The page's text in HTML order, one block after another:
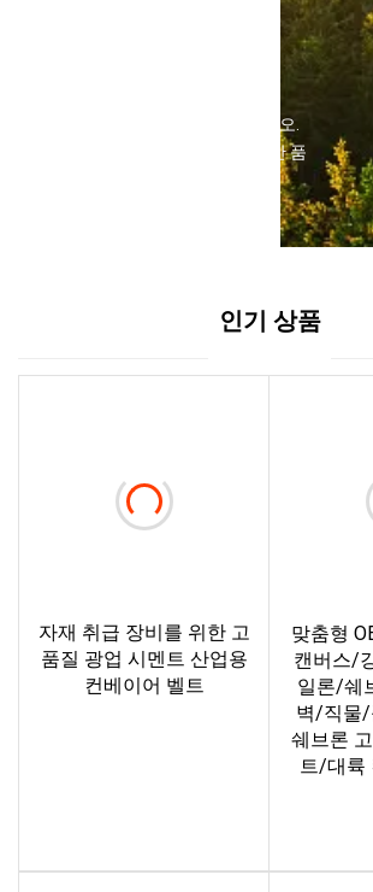
생활을 단순화하십시오.
포괄적인 지원. 우수한 품
인기 상품
자재 취급 장비를 위한 고
품질 광업 시멘트 산업용
컨베이어 벨트
맞춤형
캔버스/
일론/쉐
벽/직물
쉐브론
트/대륙